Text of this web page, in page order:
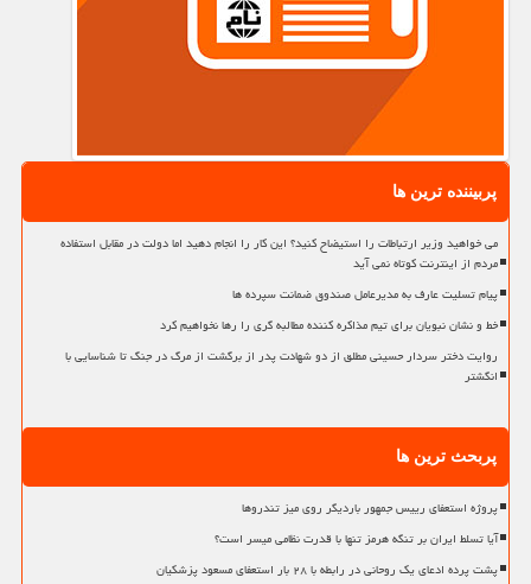
پربیننده ترین ها
می خواهید وزیر ارتباطات را استیضاح کنید؟ این کار را انجام دهید اما دولت در مقابل استفاده
مردم از اینترنت کوتاه نمی آید
پیام تسلیت عارف به مدیرعامل صندوق ضمانت سپرده ها
خط و نشان نبویان برای تیم مذاکره کننده مطالبه گری را رها نخواهیم کرد
روایت دختر سردار حسینی مطلق از دو شهادت پدر از برگشت از مرگ در جنگ تا شناسایی با
انگشتر
پربحث ترین ها
پروژه استعفای رییس جمهور باردیگر روی میز تندروها
آیا تسلط ایران بر تنگه هرمز تنها با قدرت نظامی میسر است؟
پشت پرده ادعای یک روحانی در رابطه با ۲۸ بار استعفای مسعود پزشکیان